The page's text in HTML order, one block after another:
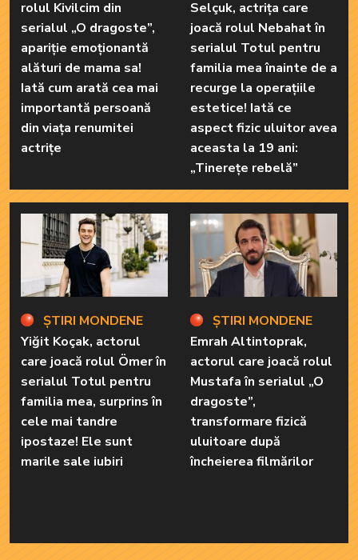
rolul Kivilcim din
serialul „O dragoste”,
apariție emoționantă
alături de mama sa!
Iată cum arată cea mai
importantă persoană
din viața renumitei
actrițe
ȘTIRI MONDENE
Yiğit Koçak, actorul
care joacă rolul Ömer în
serialul Totul pentru
familia mea, surprins în
cele mai tandre
ipostaze! Ele sunt
marile sale iubiri
Selçuk, actrița care
joacă rolul Nebahat în
serialul Totul pentru
familia mea înainte de a
recurge la operațiile
estetice! Iată ce
aspect fizic uluitor avea
aceasta la 19 ani:
„Tinerețe rebelă”
ȘTIRI MONDENE
Emrah Altintoprak,
actorul care joacă rolul
Mustafa în serialul „O
dragoste”,
transformare fizică
uluitoare după
încheierea filmărilor